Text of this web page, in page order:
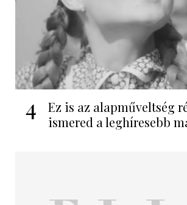
4
Ez is az alapműveltség
ismered a leghíresebb